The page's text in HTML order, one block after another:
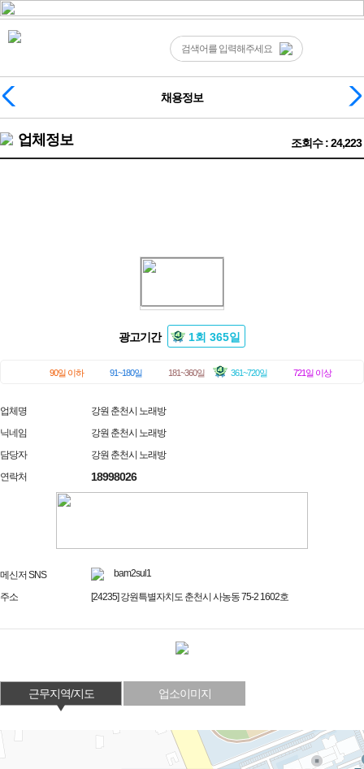
채용정보
업체정보 조회수 : 24,223
광고기간 1회 365일
90일 이하 91~180일 181~360일 361~720일 721일 이상
업체명
강원 춘천시 노래방
닉네임
강원 춘천시 노래방
담당자
강원 춘천시 노래방
연락처
18998026
메신저 SNS bam2sul1
주소 [24235] 강원특별자치도 춘천시 사농동 75-2 1602호
근무지역/지도 업소이미지